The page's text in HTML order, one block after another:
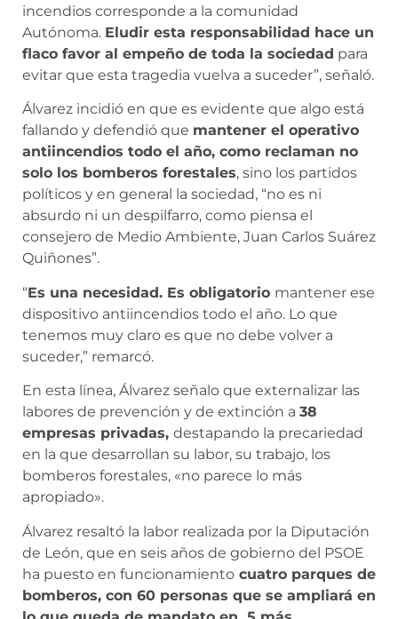
incendios corresponde a la comunidad
Autónoma. Eludir esta responsabilidad hace un
flaco favor al empeño de toda la sociedad para
evitar que esta tragedia vuelva a suceder”, señaló.
Álvarez incidió en que es evidente que algo está
fallando y defendió que mantener el operativo
antiincendios todo el año, como reclaman no
solo los bomberos forestales, sino los partidos
políticos y en general la sociedad, “no es ni
absurdo ni un despilfarro, como piensa el
consejero de Medio Ambiente, Juan Carlos Suárez
Quiñones”.
“Es una necesidad. Es obligatorio mantener ese
dispositivo antiincendios todo el año. Lo que
tenemos muy claro es que no debe volver a
suceder,” remarcó.
En esta línea, Álvarez señalo que externalizar las
labores de prevención y de extinción a 38
empresas privadas, destapando la precariedad
en la que desarrollan su labor, su trabajo, los
bomberos forestales, «no parece lo más
apropiado».
Álvarez resaltó la labor realizada por la Diputación
de León, que en seis años de gobierno del PSOE
ha puesto en funcionamiento cuatro parques de
bomberos, con 60 personas que se ampliará en